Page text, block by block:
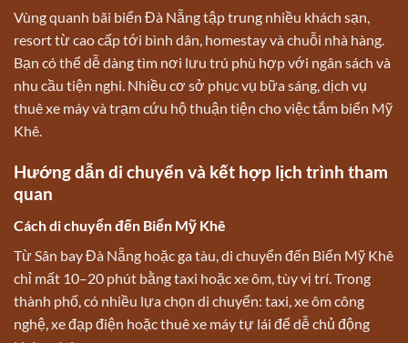
Vùng quanh bãi biển Đà Nẵng tập trung nhiều khách sạn,
resort từ cao cấp tới bình dân, homestay và chuỗi nhà hàng.
Bạn có thể dễ dàng tìm nơi lưu trú phù hợp với ngân sách và
nhu cầu tiện nghi. Nhiều cơ sở phục vụ bữa sáng, dịch vụ
thuê xe máy và trạm cứu hộ thuận tiện cho việc tắm biển Mỹ
Khê.
Hướng dẫn di chuyển và kết hợp lịch trình tham
quan
Cách di chuyển đến Biển Mỹ Khê
Từ Sân bay Đà Nẵng hoặc ga tàu, di chuyển đến Biển Mỹ Khê
chỉ mất 10–20 phút bằng taxi hoặc xe ôm, tùy vị trí. Trong
thành phố, có nhiều lựa chọn di chuyển: taxi, xe ôm công
nghệ, xe đạp điện hoặc thuê xe máy tự lái để dễ chủ động